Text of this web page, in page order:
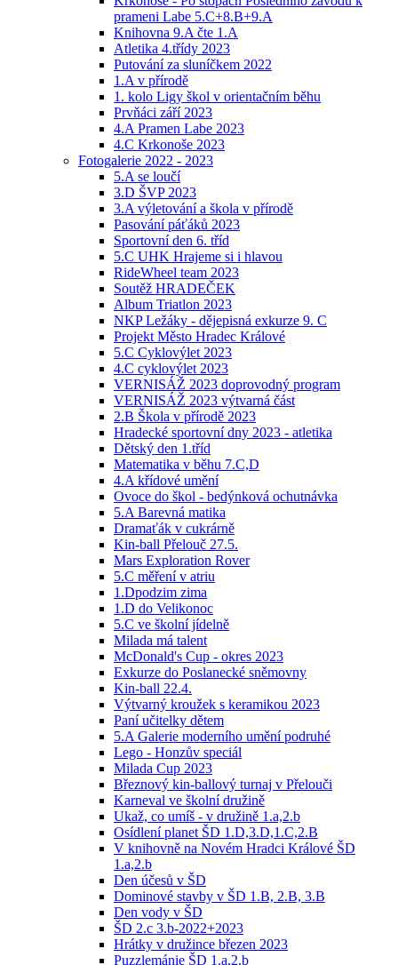
prameni Labe 5.C+8.B+9.A
Knihovna 9.A čte 1.A
Atletika 4.třídy 2023
Putování za sluníčkem 2022
1.A v přírodě
1. kolo Ligy škol v orientačním běhu
Prvňáci září 2023
4.A Pramen Labe 2023
4.C Krkonoše 2023
Fotogalerie 2022 - 2023
5.A se loučí
3.D ŠVP 2023
3.A výletování a škola v přírodě
Pasování páťáků 2023
Sportovní den 6. tříd
5.C UHK Hrajeme si i hlavou
RideWheel team 2023
Soutěž HRADEČEK
Album Triatlon 2023
NKP Ležáky - dějepisná exkurze 9. C
Projekt Město Hradec Králové
5.C Cyklovýlet 2023
4.C cyklovýlet 2023
VERNISÁŽ 2023 doprovodný program
VERNISÁŽ 2023 výtvarná část
2.B Škola v přírodě 2023
Hradecké sportovní dny 2023 - atletika
Dětský den 1.tříd
Matematika v běhu 7.C,D
4.A křídové umění
Ovoce do škol - bedýnková ochutnávka
5.A Barevná matika
Dramaťák v cukrárně
Kin-ball Přelouč 27.5.
Mars Exploration Rover
5.C měření v atriu
1.Dpodzim zima
1.D do Velikonoc
5.C ve školní jídelně
Milada má talent
McDonald's Cup - okres 2023
Exkurze do Poslanecké sněmovny
Kin-ball 22.4.
Výtvarný kroužek s keramikou 2023
Paní učitelky dětem
5.A Galerie moderního umění podruhé
Lego - Honzův speciál
Milada Cup 2023
Březnový kin-ballový turnaj v Přelouči
Karneval ve školní družině
Ukaž, co umíš - v družině 1.a,2.b
Osídlení planet ŠD 1.D,3.D,1.C,2.B
V knihovně na Novém Hradci Králové ŠD
1.a,2.b
Den účesů v ŠD
Dominové stavby v ŠD 1.B, 2.B, 3.B
Den vody v ŠD
ŠD 2.c 3.b-2022+2023
Hrátky v družince březen 2023
Puzzlemánie ŠD 1.a,2.b